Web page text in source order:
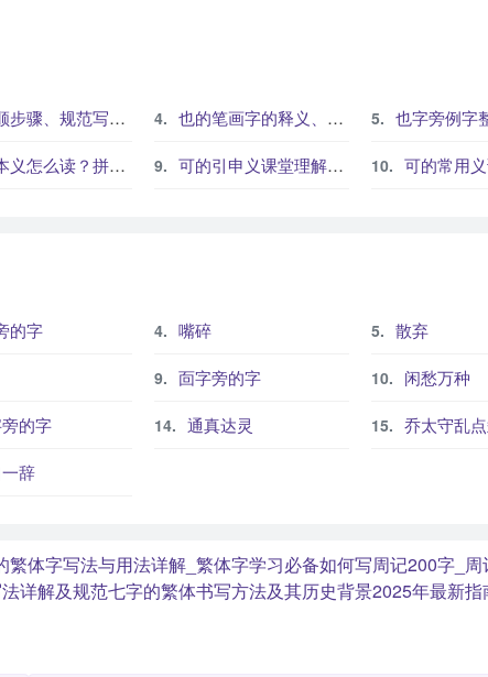
、规范写法和易错提醒 也的笔画字的释义、组词和书写提示 也字旁例字整理、识字
？拼音、部首、笔画和常见组词 可的引申义课堂理解路径与练习建议 可的常用义课堂理解
的字 嘴碎 散弃
靣字旁的字 闲愁万种
的字 通真达灵 乔太守乱
辞
繁体字写法与用法详解_繁体字学习必备如何写周记200字_
详解及规范七字的繁体书写方法及其历史背景2025年最新指